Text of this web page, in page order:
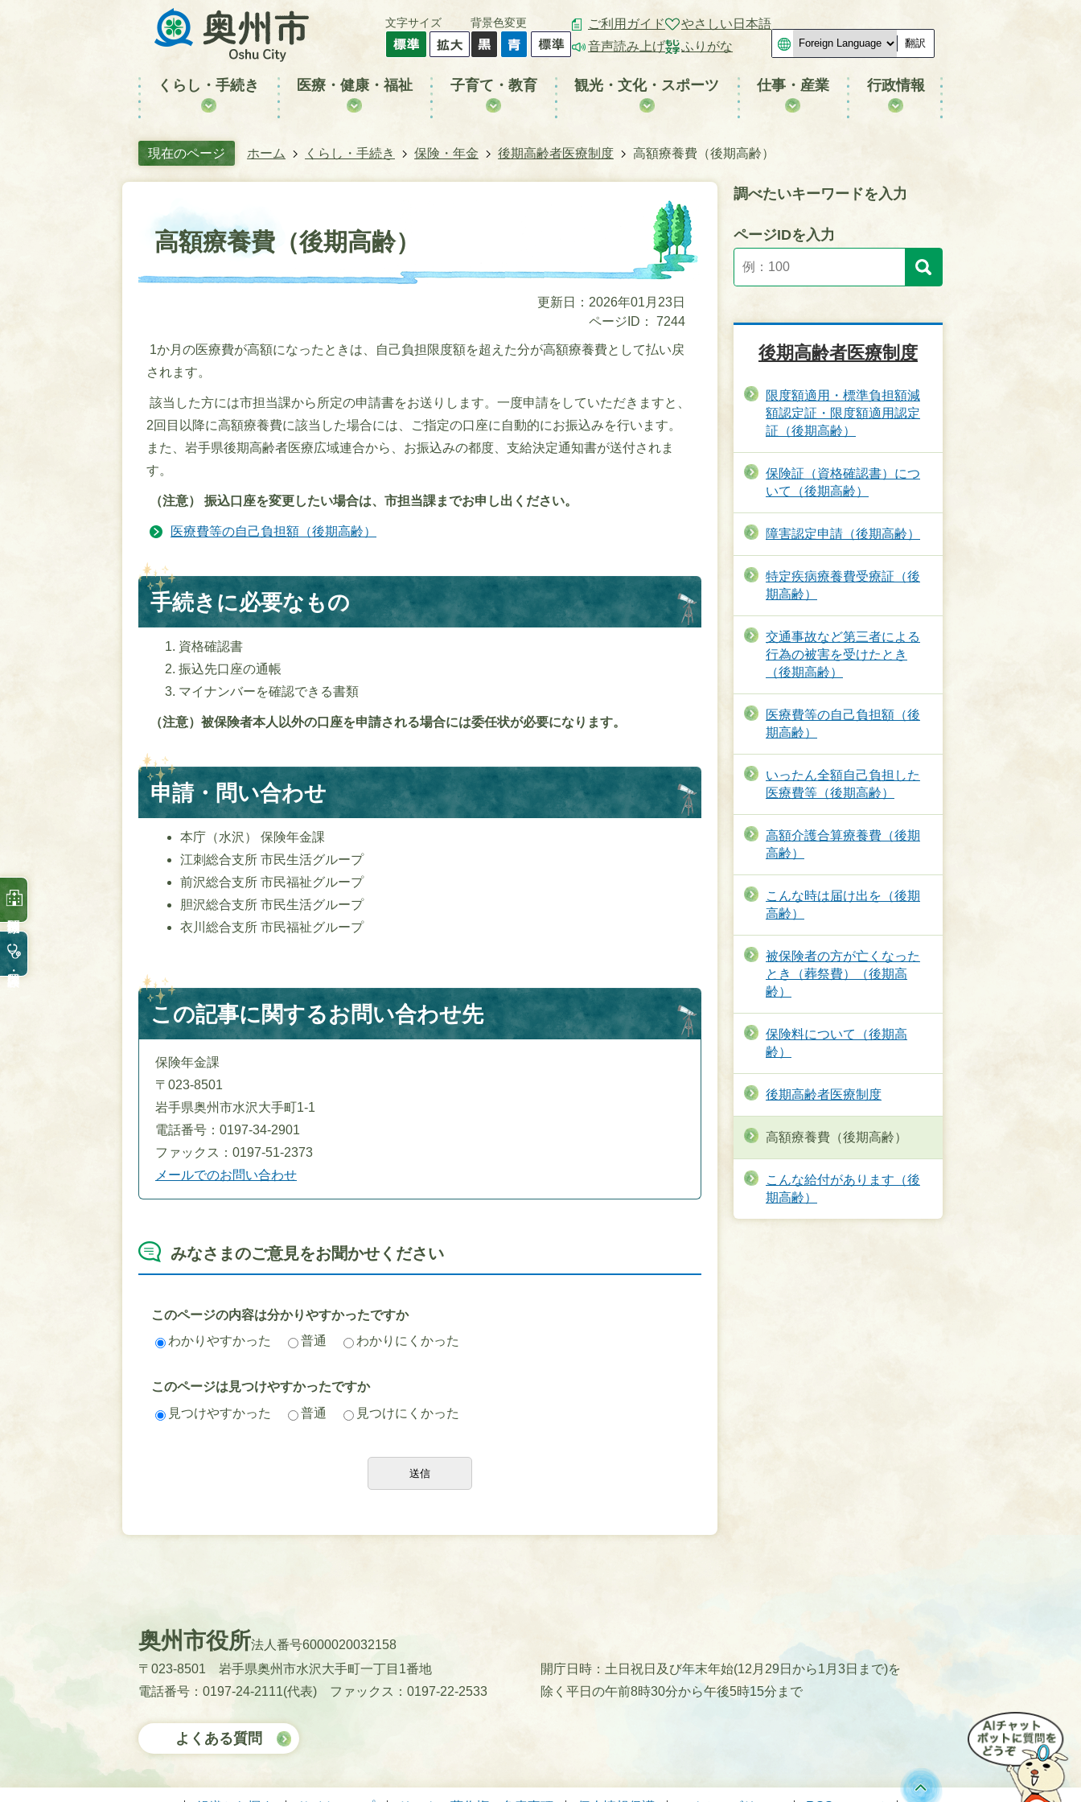
文字サイズ 背景色変更
ご利用ガイド
音声読み上げ
やさしい日本語
ふりがな
翻訳
くらし・手続き 医療・健康・福祉 子育て・教育 観光・文化・スポーツ 仕事・産業 行政情報
現在のページ ホーム くらし・手続き 保険・年金 後期高齢者医療制度 高額療養費（後期高齢）
高額療養費（後期高齢）
更新日：2026年01月23日
ページID：
7244
1か月の医療費が高額になったときは、自己負担限度額を超えた分が高額療養費として払い戻
されます。
該当した方には市担当課から所定の申請書をお送りします。一度申請をしていただきますと、
2回目以降に高額療養費に該当した場合には、ご指定の口座に自動的にお振込みを行います。
また、岩手県後期高齢者医療広域連合から、お振込みの都度、支給決定通知書が送付されま
す。
（注意） 振込口座を変更したい場合は、市担当課までお申し出ください。
医療費等の自己負担額（後期高齢）
手続きに必要なもの
資格確認書
振込先口座の通帳
マイナンバーを確認できる書類
（注意）被保険者本人以外の口座を申請される場合には委任状が必要になります。
申請・問い合わせ
本庁（水沢） 保険年金課
江刺総合支所 市民生活グループ
前沢総合支所 市民福祉グループ
胆沢総合支所 市民生活グループ
衣川総合支所 市民福祉グループ
この記事に関するお問い合わせ先
保険年金課
〒023-8501
岩手県奥州市水沢大手町1-1
電話番号：0197-34-2901
ファックス：0197-51-2373
メールでのお問い合わせ
みなさまのご意見をお聞かせください
このページの内容は分かりやすかったですか
わかりやすかった
普通 わかりにくかった
このページは見つけやすかったですか
見つけやすかった
普通 見つけにくかった
調べたいキーワードを入力
ページIDを入力
後期高齢者医療制度
限度額適用・標準負担額減
額認定証・限度額適用認定
証（後期高齢）
保険証（資格確認書）につ
いて（後期高齢）
障害認定申請（後期高齢）
特定疾病療養費受療証（後
期高齢）
交通事故など第三者による
行為の被害を受けたとき
（後期高齢）
医療費等の自己負担額（後
期高齢）
いったん全額自己負担した
医療費等（後期高齢）
高額介護合算療養費（後期
高齢）
こんな時は届け出を（後期
高齢）
被保険者の方が亡くなった
とき（葬祭費）（後期高
齢）
保険料について（後期高
齢）
後期高齢者医療制度
高額療養費（後期高齢）
こんな給付があります（後
期高齢）
奥州市役所法人番号6000020032158
〒023-8501 岩手県奥州市水沢大手町一丁目1番地
電話番号：0197-24-2111(代表)
ファックス：0197-22-2533
開庁日時：土日祝日及び年末年始(12月29日から1月3日まで)を
除く平日の午前8時30分から午後5時15分まで
よくある質問